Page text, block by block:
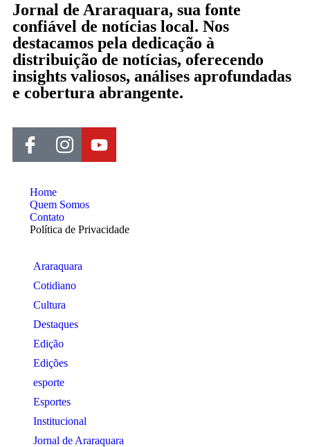
Jornal de Araraquara, sua fonte
confiável de notícias local. Nos
destacamos pela dedicação à
distribuição de notícias, oferecendo
insights valiosos, análises aprofundadas
e cobertura abrangente.
Home
Quem Somos
Contato
Política de Privacidade
Araraquara
Cotidiano
Cultura
Destaques
Edição
Edições
esporte
Esportes
Institucional
Jornal de Araraquara